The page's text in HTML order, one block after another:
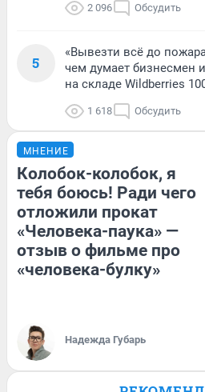
2 096 Обсудить
5
«Вывезти всё до
чем думает бизнесмен
на складе Wildberries
1 618 Обсудить
МНЕНИЕ
Колобок-колобок, я
тебя боюсь! Ради чего
отложили прокат
«Человека-паука» —
отзыв о фильме про
«человека-булку»
Надежда Губарь